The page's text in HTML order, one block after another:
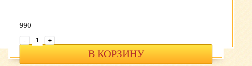
990
-
+
В КОРЗИНУ